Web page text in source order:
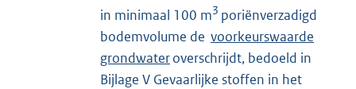
in minimaal 100 m3 poriënverzadigd
bodemvolume de voorkeurswaarde
grondwateroverschrijdt, bedoeld in
Bijlage V Gevaarlijke stoffen in het